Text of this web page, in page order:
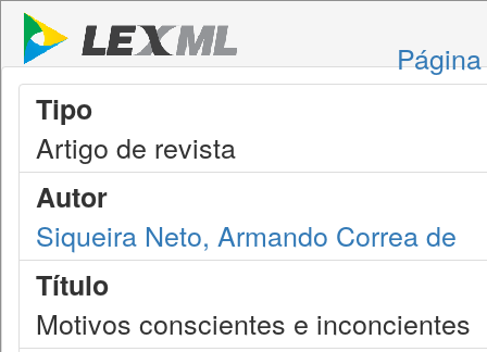
Tipo
Artigo de revista
Autor
Siqueira Neto, Armando Correa de
Título
Motivos conscientes e inconcientes